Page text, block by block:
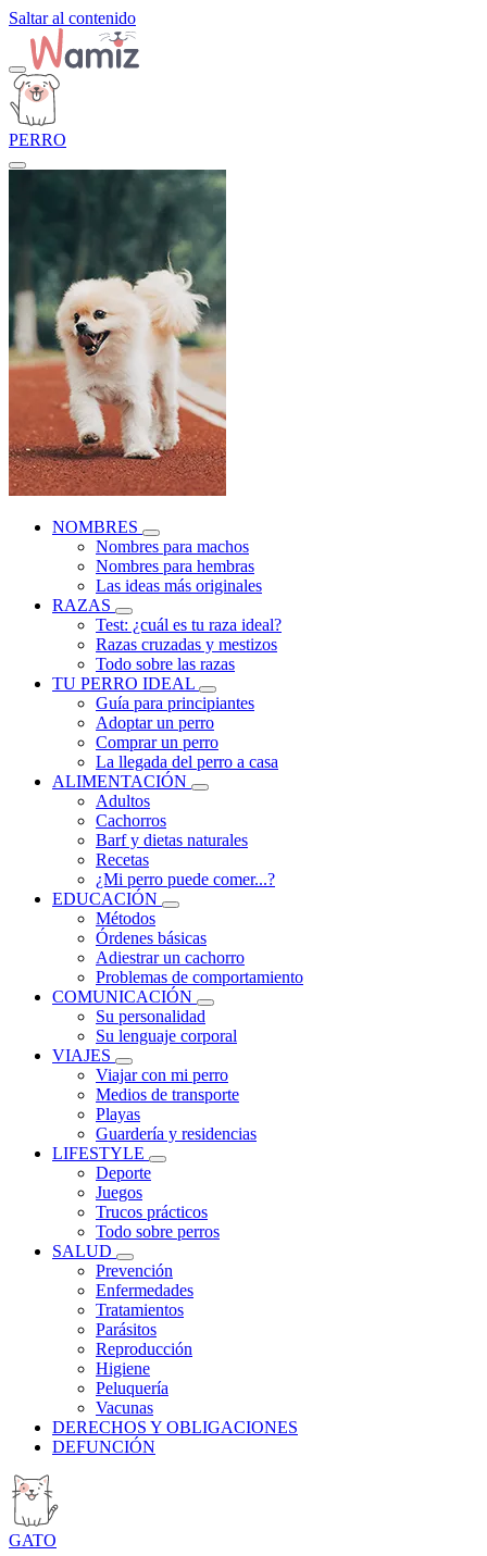
Saltar al contenido
PERRO
NOMBRES
Nombres para machos
Nombres para hembras
Las ideas más originales
RAZAS
Test: ¿cuál es tu raza ideal?
Razas cruzadas y mestizos
Todo sobre las razas
TU PERRO IDEAL
Guía para principiantes
Adoptar un perro
Comprar un perro
La llegada del perro a casa
ALIMENTACIÓN
Adultos
Cachorros
Barf y dietas naturales
Recetas
¿Mi perro puede comer...?
EDUCACIÓN
Métodos
Órdenes básicas
Adiestrar un cachorro
Problemas de comportamiento
COMUNICACIÓN
Su personalidad
Su lenguaje corporal
VIAJES
Viajar con mi perro
Medios de transporte
Playas
Guardería y residencias
LIFESTYLE
Deporte
Juegos
Trucos prácticos
Todo sobre perros
SALUD
Prevención
Enfermedades
Tratamientos
Parásitos
Reproducción
Higiene
Peluquería
Vacunas
DERECHOS Y OBLIGACIONES
DEFUNCIÓN
GATO